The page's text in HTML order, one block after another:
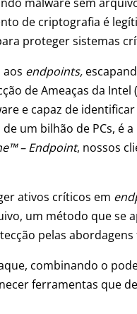
de criptografia é
proteger sistemas
endpoints,
de Ameaças da
e capaz de
um bilhão de PCs, é
– Endpoint, nossos
ativos críticos em
um método que se
pelas
combinando o
ferramentas que